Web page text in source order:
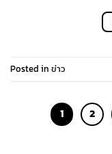
Posted in ข่าว
1 2